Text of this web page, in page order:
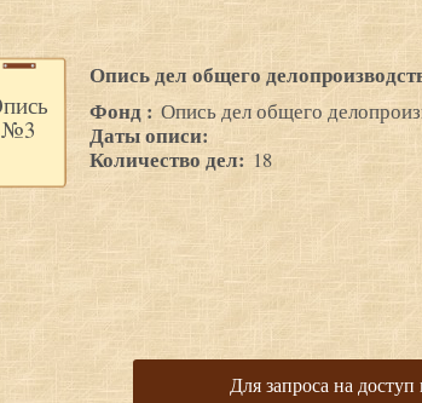
№3
Опись дел общего
Фонд : Опись дел общего
Даты описи:
Количество дел: 18
Для запроса на